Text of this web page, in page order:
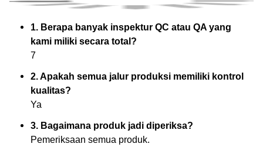
1. Berapa banyak inspektur QC atau QA yang
kami miliki secara total?
7
2. Apakah semua jalur produksi memiliki kontrol
kualitas?
Ya
3. Bagaimana produk jadi diperiksa?
Pemeriksaan semua produk.